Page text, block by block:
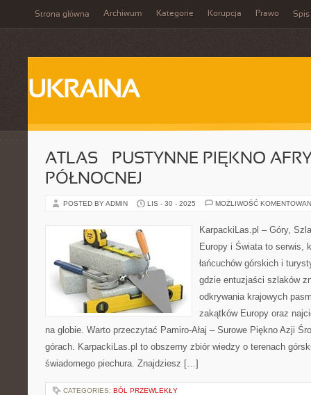
Strona główna Archiwum Kategorie Korupcja Prawo Spis
UKRAINA
ATLAS – PUSTYNNE PIĘKNO
PÓŁNOCNEJ
POSTED BY ADMIN LIS - 30 - 2025 MOŻLIWOŚĆ
KarpackiLas.pl – Góry,
Europy i Świata to serwis,
łańcuchów górskich i
gdzie entuzjaści szlaków
odkrywania krajowych
zakątków Europy oraz
na globie. Warto przeczytać Pamiro-Ałaj – Surowe Piękno Azji
górach. KarpackiLas.pl to obszerny zbiór wiedzy o terenach
świadomego piechura. Znajdziesz […]
CATEGORIES: BÓL PRZEWLEKŁY